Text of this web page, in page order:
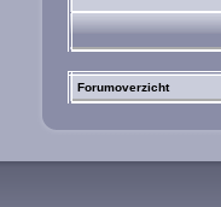
Forumoverzicht